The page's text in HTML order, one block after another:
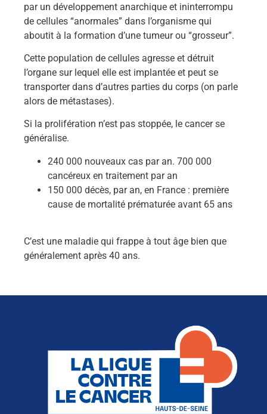
par un développement anarchique et ininterrompu
de cellules “anormales” dans l’organisme qui
aboutit à la formation d’une tumeur ou “grosseur”.
Cette population de cellules agresse et détruit
l’organe sur lequel elle est implantée et peut se
transporter dans d’autres parties du corps (on parle
alors de métastases).
Si la prolifération n’est pas stoppée, le cancer se
généralise.
240 000 nouveaux cas par an. 700 000
cancéreux en traitement par an
150 000 décès, par an, en France : première
cause de mortalité prématurée avant 65 ans
C’est une maladie qui frappe à tout âge bien que
généralement après 40 ans.